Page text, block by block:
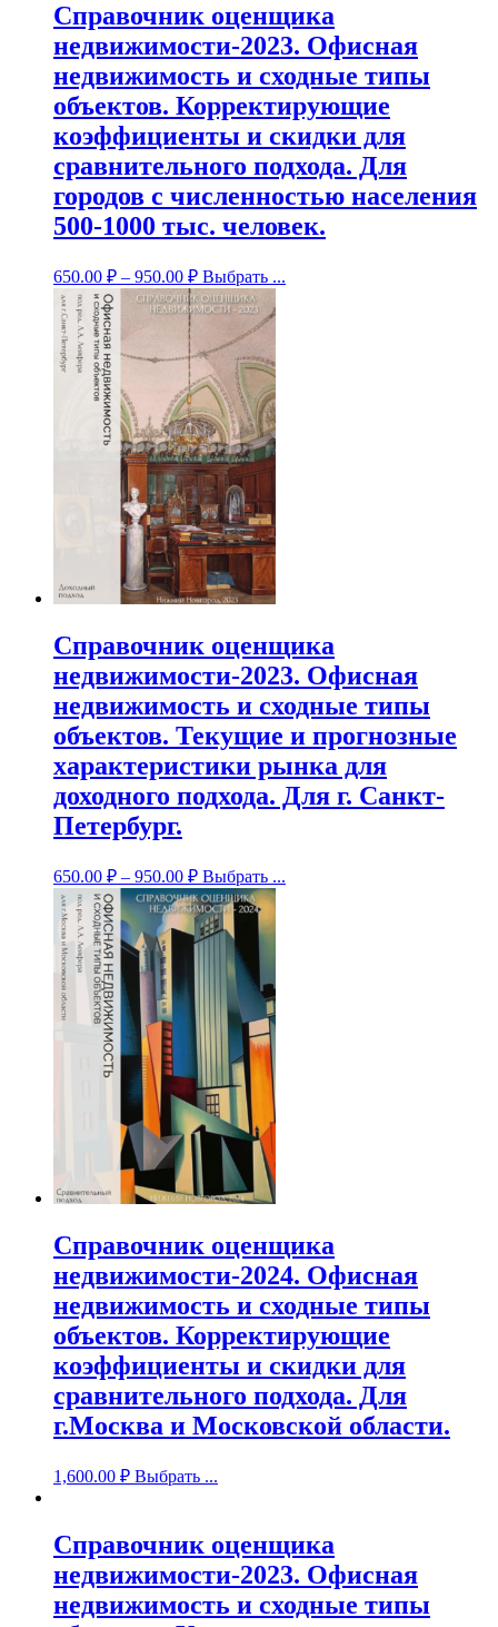
Справочник оценщика
недвижимости-2023. Офисная
недвижимость и сходные типы
объектов. Корректирующие
коэффициенты и скидки для
сравнительного подхода. Для
городов с численностью населения
500-1000 тыс. человек.
650.00 ₽ – 950.00 ₽ Выбрать ...
Справочник оценщика
недвижимости-2023. Офисная
недвижимость и сходные типы
объектов. Текущие и прогнозные
характеристики рынка для
доходного подхода. Для г. Санкт-
Петербург.
650.00 ₽ – 950.00 ₽ Выбрать ...
Справочник оценщика
недвижимости-2024. Офисная
недвижимость и сходные типы
объектов. Корректирующие
коэффициенты и скидки для
сравнительного подхода. Для
г.Москва и Московской области.
1,600.00 ₽ Выбрать ...
Справочник оценщика
недвижимости-2023. Офисная
недвижимость и сходные типы